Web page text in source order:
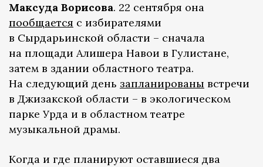
Максуда Ворисова. 22 сентября она
пообщается с избирателями
в Сырдарьинской области – сначала
на площади Алишера Навои в Гулистане,
затем в здании областного театра.
На следующий день запланированы встречи
в Джизакской области – в экологическом
парке Урда и в областном театре
музыкальной драмы.
Когда и где планируют оставшиеся два